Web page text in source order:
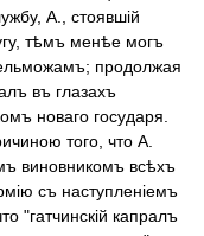
А., стоявшій
тѣмъ менѣе могъ
продолжая
въ глазахъ
новаго государя.
того, что А.
виновникомъ всѣхъ
съ наступленіемъ
"гатчинскій капралъ